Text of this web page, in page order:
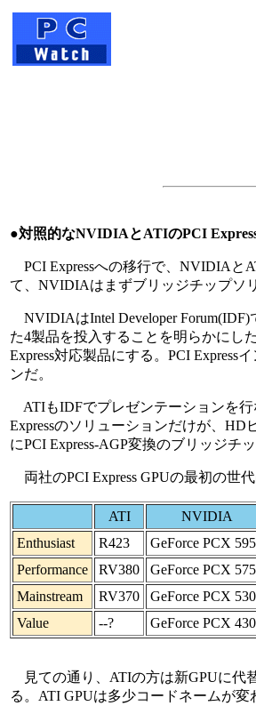
●対照的なNVIDIAとATIのPCI
PCI Expressへの移行で、NVIDIAと
て、NVIDIAはまずブリッジチップソ
NVIDIAはIntel Developer
た4製品を投入することを明らかにし
Express対応製品にする。PCI
ンだ。
ATIもIDFでプレゼンテーションを行
Expressのソリューションだけが、
にPCI Express-AGP変換のブリッジチ
両社のPCI Express GPUの最初の世
ATI
NVIDIA
Enthusiast
R423
GeForce PCX
Performance
RV380
GeForce PCX
Mainstream
RV370
GeForce PCX
Value
--? GeForce PCX
見ての通り、ATIの方は新GPUに代
る。ATI GPUは多少コードネームが